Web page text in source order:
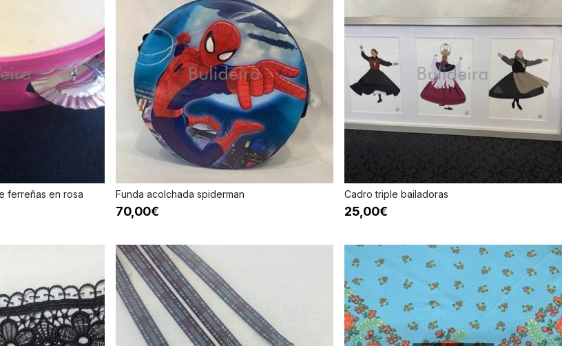
ferreñas en rosa Funda acolchada spiderman
70,00€
Cadro triple bailadoras
25,00€